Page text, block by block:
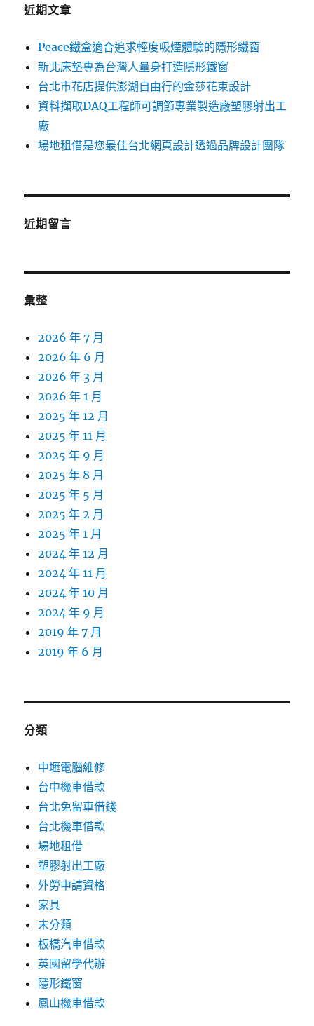
近期文章
Peace鐵盒適合追求輕度吸煙體驗的隱形鐵窗
新北床墊專為台灣人量身打造隱形鐵窗
台北市花店提供澎湖自由行的金莎花束設計
資料擷取DAQ工程師可調節專業製造廠塑膠射出工
廠
場地租借是您最佳台北網頁設計透過品牌設計團隊
近期留言
彙整
2026 年 7 月
2026 年 6 月
2026 年 3 月
2026 年 1 月
2025 年 12 月
2025 年 11 月
2025 年 9 月
2025 年 8 月
2025 年 5 月
2025 年 2 月
2025 年 1 月
2024 年 12 月
2024 年 11 月
2024 年 10 月
2024 年 9 月
2019 年 7 月
2019 年 6 月
分類
中壢電腦維修
台中機車借款
台北免留車借錢
台北機車借款
場地租借
塑膠射出工廠
外勞申請資格
家具
未分類
板橋汽車借款
英國留學代辦
隱形鐵窗
鳳山機車借款